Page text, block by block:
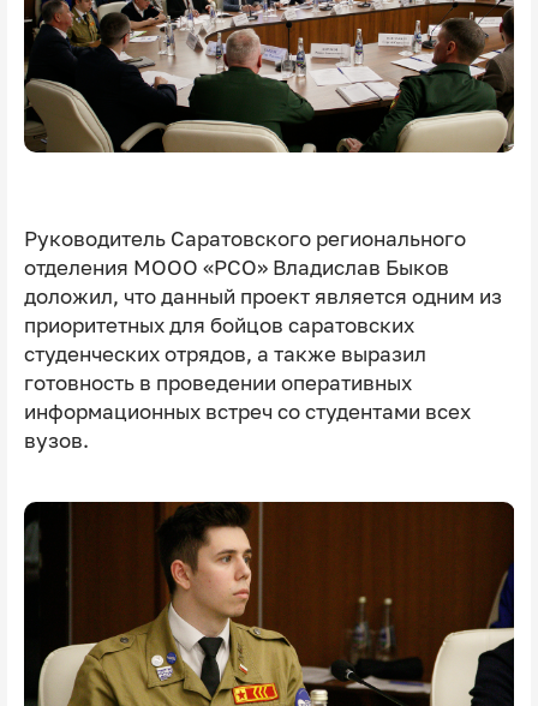
Руководитель Саратовского регионального
отделения МООО «РСО» Владислав Быков
доложил, что данный проект является одним из
приоритетных для бойцов саратовских
студенческих отрядов, а также выразил
готовность в проведении оперативных
информационных встреч со студентами всех
вузов.